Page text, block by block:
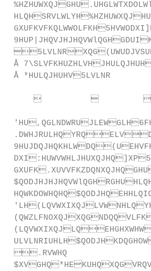
Å
Å *HULQJHUHV5LVLNR
          
.RVWHQ